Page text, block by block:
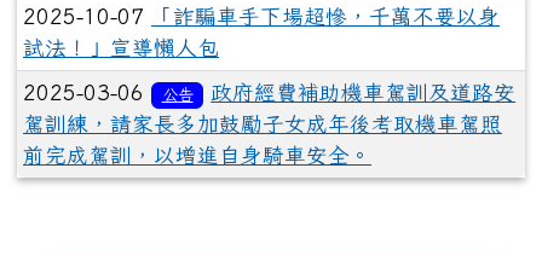
2025-10-07
「詐騙車手下場超慘，千萬不要以身
試法！」宣導懶人包
2025-03-06 公告
政府經費補助機車駕訓及道路安
駕訓練，請家長多加鼓勵子女成年後考取機車駕照
前完成駕訓，以增進自身騎車安全。